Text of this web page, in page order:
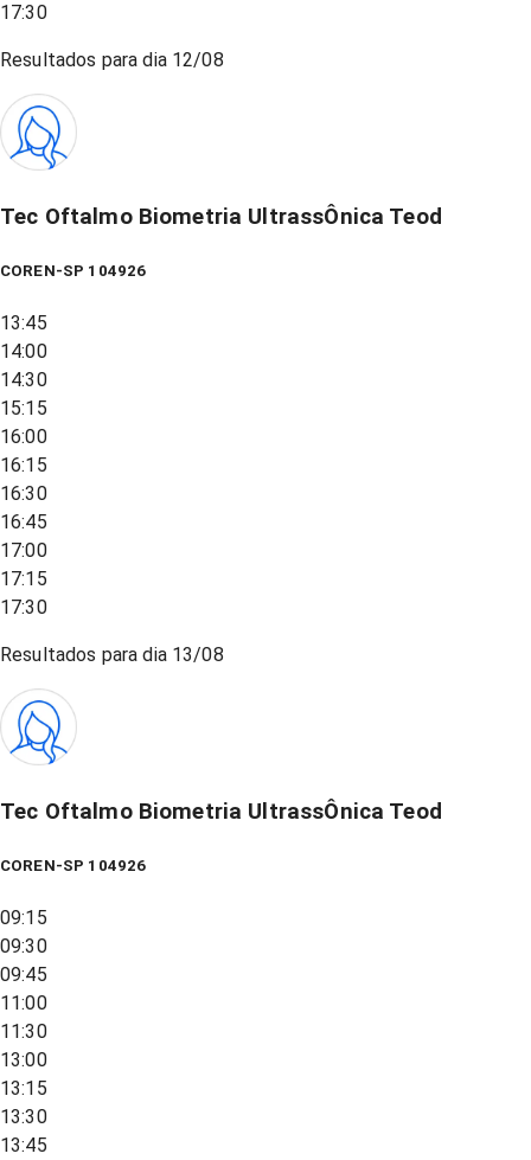
17:30
Resultados para dia 12/08
Tec Oftalmo Biometria UltrassÔnica Teod
COREN-SP 104926
13:45
14:00
14:30
15:15
16:00
16:15
16:30
16:45
17:00
17:15
17:30
Resultados para dia 13/08
Tec Oftalmo Biometria UltrassÔnica Teod
COREN-SP 104926
09:15
09:30
09:45
11:00
11:30
13:00
13:15
13:30
13:45